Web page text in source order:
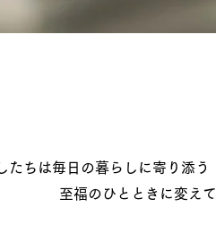
たちは毎日の暮らしに寄り添
至福のひとときに変え